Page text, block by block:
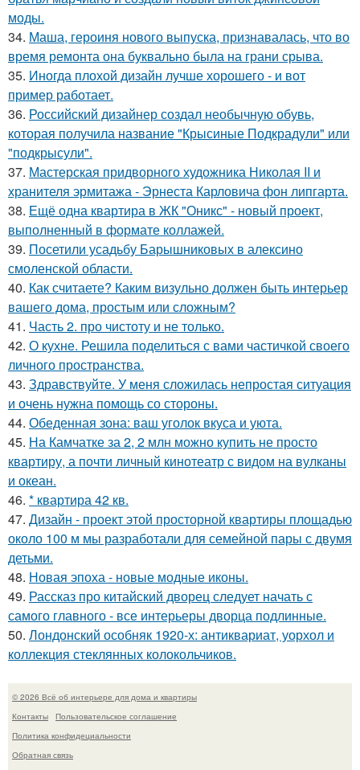
моды.
34. Маша, героиня нового выпуска, признавалась, что во
время ремонта она буквально была на грани срыва.
35. Иногда плохой дизайн лучше хорошего - и вот
пример работает.
36. Российский дизайнер создал необычную обувь,
которая получила название "Крысиные Подкрадули" или
"подкрысули".
37. Мастерская придворного художника Николая II и
хранителя эрмитажа - Эрнеста Карловича фон липгарта.
38. Ещё одна квартира в ЖК "Оникс" - новый проект,
выполненный в формате коллажей.
39. Посетили усадьбу Барышниковых в алексино
смоленской области.
40. Как считаете? Каким визульно должен быть интерьер
вашего дома, простым или сложным?
41. Часть 2. про чистоту и не только.
42. О кухне. Решила поделиться с вами частичкой своего
личного пространства.
43. Здравствуйте. У меня сложилась непростая ситуация
и очень нужна помощь со стороны.
44. Обеденная зона: ваш уголок вкуса и уюта.
45. На Камчатке за 2, 2 млн можно купить не просто
квартиру, а почти личный кинотеатр с видом на вулканы
и океан.
46. * квартира 42 кв.
47. Дизайн - проект этой просторной квартиры площадью
около 100 м мы разработали для семейной пары с двумя
детьми.
48. Новая эпоха - новые модные иконы.
49. Рассказ про китайский дворец следует начать с
самого главного - все интерьеры дворца подлинные.
50. Лондонский особняк 1920-х: антиквариат, уорхол и
коллекция стеклянных колокольчиков.
© 2026 Всё об интерьере для дома и квартиры
Контакты
Пользовательское соглашение
Политика конфидециальности
Обратная связь